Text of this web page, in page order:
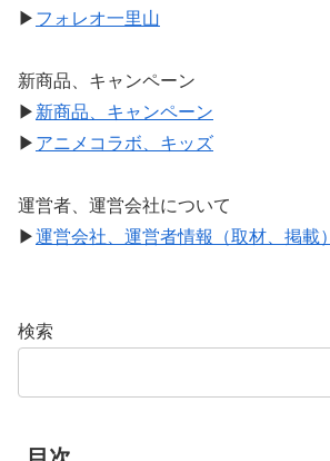
▶ フォレオ一里山
新商品、キャンペーン
▶ 新商品、キャンペーン
▶ アニメコラボ、キッズ
運営者、運営会社について
▶運営会社、運営者情報（取材、掲載）
検索